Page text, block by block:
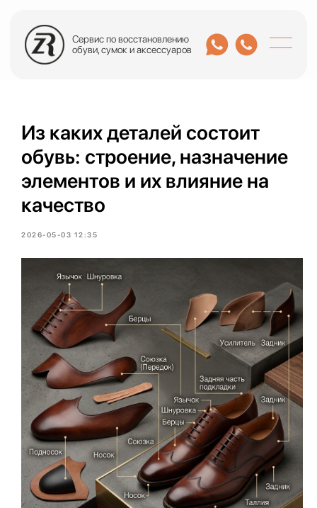
Сервис по восстановлению
обуви, сумок и аксессуаров
Из каких деталей состоит
обувь: строение, назначение
элементов и их влияние на
качество
2026-05-03 12:35